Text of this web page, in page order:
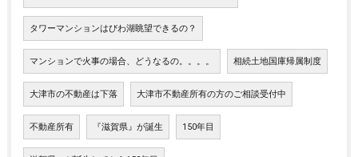
タワーマンションはびわ湖眺望できるの？
マンションで火事の場合、どうなるの。。。。 相続土地国庫帰属制度
大津市の不動産は下落 大津市不動産所有の方のご相談受付中
不動産所有 『滋賀県』が誕生 150年目